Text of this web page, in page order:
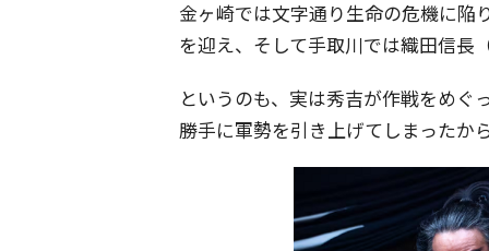
金ヶ崎では文字通り生命の危機に陥
を迎え、そして手取川では織田信長
というのも、実は秀吉が作戦をめぐ
勝手に軍勢を引き上げてしまったか